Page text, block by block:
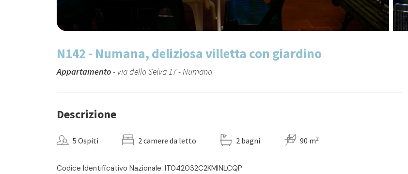
N142 - Numana, deliziosa villetta con giardino
Appartamento- via della Selva 17 - Numana
Descrizione
5 Ospiti 2 camere da letto 2 bagni 90 m2
Codice Identificativo Nazionale: IT042032C2KMINLCQP